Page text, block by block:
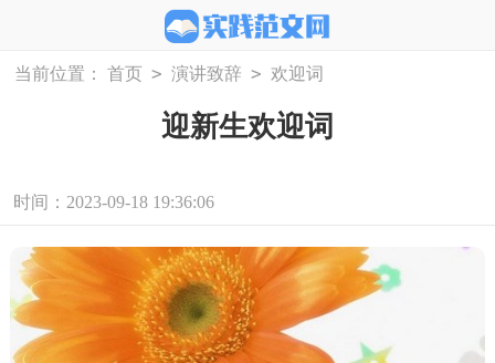
当前位置： 首页 > 演讲致辞 > 欢迎词
迎新生欢迎词
时间：2023-09-18 19:36:06